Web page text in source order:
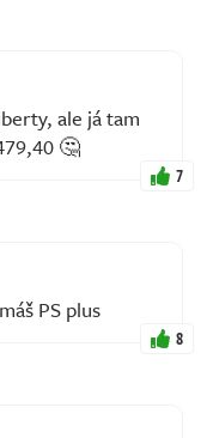
ale já tam
🤔
7
PS plus
8